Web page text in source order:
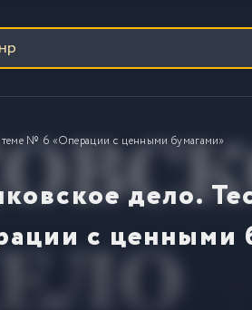
теме № 6 «Операции с ценными бумагами»
дело.
с ценными